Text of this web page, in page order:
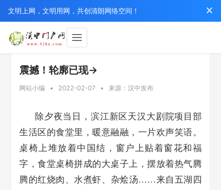
文明上网，文明用网，共创清朗网络空间！
震撼！轮廓已现→
网站小编 • 2022-02-07 • 来源：汉中发布
除夕夜当日， 滨江新区天汉大剧院项目部
生活区的食堂里， 暖意融融，一片欢声笑语。
桌椅上堆放着中国结， 窗户上贴着窗花和福
字，食堂桌椅拼成的大桌子上，摆放着热气腾
腾的红烧肉、水煮虾、杂烩汤……来自五湖四